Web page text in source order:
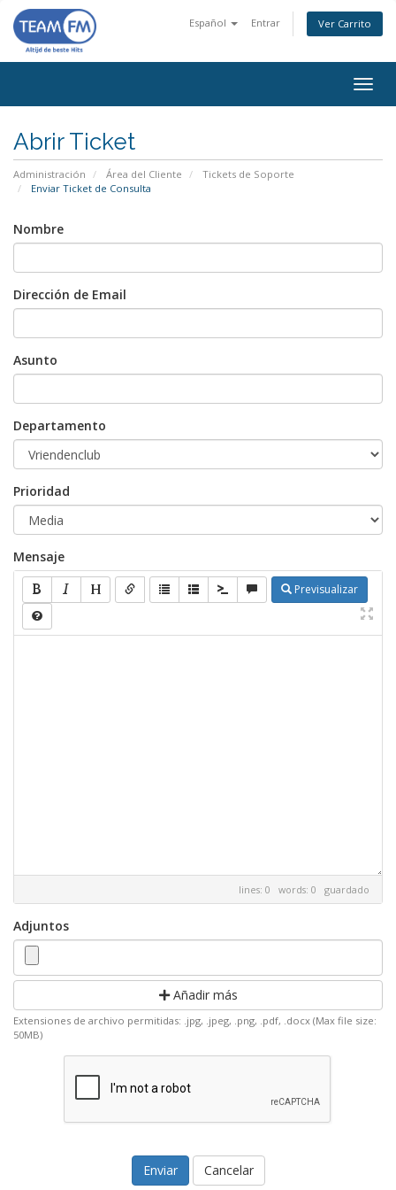
Español Entrar Ver Carrito
Abrir Ticket
Administración Área del Cliente
Tickets de Soporte
Enviar Ticket de Consulta
Nombre
Dirección de Email
Asunto
Departamento
Prioridad
Mensaje
Previsualizar
lines: 0 words: 0 guardado
Adjuntos
Añadir más
Extensiones de archivo permitidas: .jpg, .jpeg, .png, .pdf, .docx (Max file size:
50MB)
Cancelar